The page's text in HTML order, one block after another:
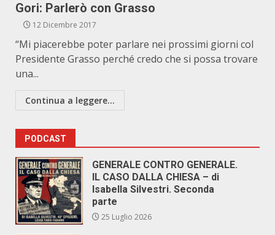
Gori: Parlerò con Grasso
12 Dicembre 2017
“Mi piacerebbe poter parlare nei prossimi giorni col
Presidente Grasso perché credo che si possa trovare
una...
Continua a leggere...
PODCAST
GENERALE CONTRO GENERALE.
IL CASO DALLA CHIESA – di
Isabella Silvestri. Seconda
parte
25 Luglio 2026